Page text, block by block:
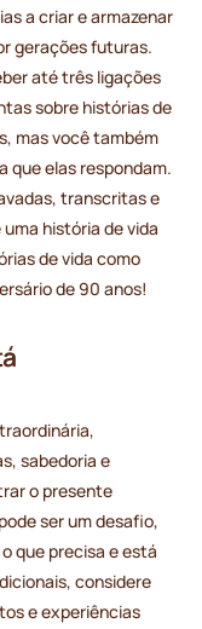
a criar e armazenar
gerações futuras.
até três ligações
sobre histórias de
mas você também
que elas respondam.
transcritas e
história de vida
de vida como
de 90 anos!
sabedoria e
o presente
ser um desafio,
que precisa e está
considere
e experiências